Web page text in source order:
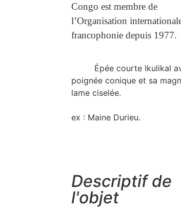
Congo est membre de
l’Organisation
francophonie depuis 1977.
Épée courte Ikulikal
poignée conique et sa
lame ciselée.
ex : Maine Durieu.
Descriptif de
l'objet